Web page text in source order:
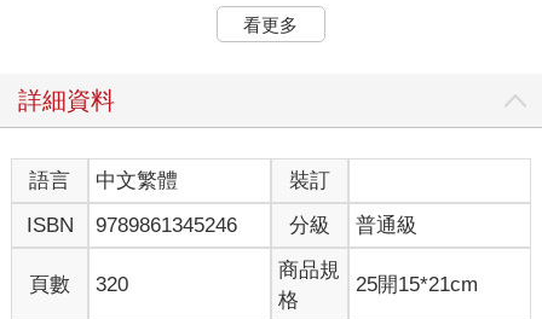
東六十四街的這一段停滿了黑頭車，大多是凱迪拉克和雪佛蘭休
仕包包，身上的行頭至少三十萬起跳，手上的戒指光彩奪目—精
說，過日子就像在走秀。【＊編按：為方便讀者理解，本書中所
有金額數字，皆換算為臺幣呈現。】
這群貴婦雖然未必有出眾的容貌，但是無所謂，就算運氣稍差、
老天不賞「臉」，多費心打扮打扮就得了，有的足蹬Jimmy Choo
高跟鞋在街上走，看得我目瞪口呆，有的穿著皮褲，也不看看時
看更多
詳細資料
語言 中文繁體
裝訂
ISBN
9789861345246 分級 普通級
頁數 320
商品規
格
25開15*21cm